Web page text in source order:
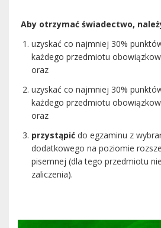
Aby otrzymać świadectwo,
uzyskać co najmniej 30%
każdego przedmiotu
oraz
uzyskać co najmniej 30%
każdego przedmiotu
oraz
przystąpić do egzaminu z
dodatkowego na poziomie
pisemnej (dla tego przedmiotu
‎zaliczenia).‎